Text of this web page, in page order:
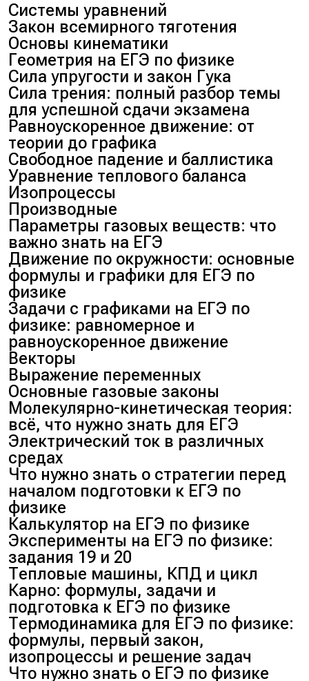
Системы уравнений
Закон всемирного тяготения
Основы кинематики
Геометрия на ЕГЭ по физике
Сила упругости и закон Гука
Сила трения: полный разбор темы
для успешной сдачи экзамена
Равноускоренное движение: от
теории до графика
Свободное падение и баллистика
Уравнение теплового баланса
Изопроцессы
Производные
Параметры газовых веществ: что
важно знать на ЕГЭ
Движение по окружности: основные
формулы и графики для ЕГЭ по
физике
Задачи с графиками на ЕГЭ по
физике: равномерное и
равноускоренное движение
Векторы
Выражение переменных
Основные газовые законы
Молекулярно-кинетическая теория:
всё, что нужно знать для ЕГЭ
Электрический ток в различных
средах
Что нужно знать о стратегии перед
началом подготовки к ЕГЭ по
физике
Калькулятор на ЕГЭ по физике
Эксперименты на ЕГЭ по физике:
задания 19 и 20
Тепловые машины, КПД и цикл
Карно: формулы, задачи и
подготовка к ЕГЭ по физике
Термодинамика для ЕГЭ по физике:
формулы, первый закон,
изопроцессы и решение задач
Что нужно знать о ЕГЭ по физике